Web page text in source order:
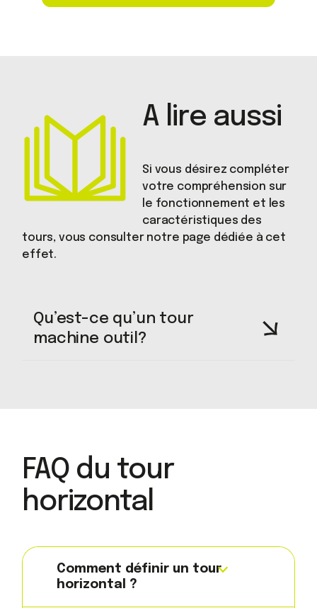
A lire aussi
Si vous désirez compléter
votre compréhension sur
le fonctionnement et les
caractéristiques des
tours, vous consulter notre page dédiée à cet
effet.
Qu’est-ce qu’un tour
machine outil?
FAQ du tour
horizontal
Comment définir un tour
horizontal ?